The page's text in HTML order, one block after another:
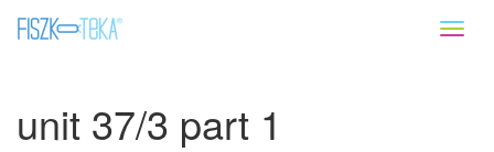
unit 37/3 part 1